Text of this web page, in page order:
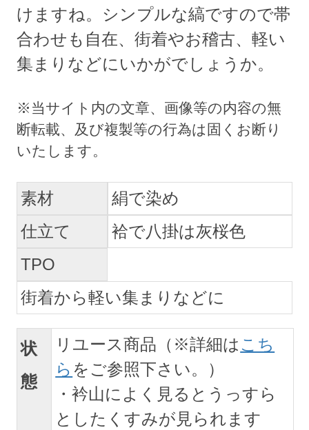
けますね。シンプルな縞ですので帯
合わせも自在、街着やお稽古、軽い
集まりなどにいかがでしょうか。
素材
絹で染め
仕立て
袷で八掛は灰桜色
TPO
街着から軽い集まりなどに
状
態
リユース商品（※詳細は こち
ら をご参照下さい。）
・衿山によく見るとうっすら
としたくすみが見られます